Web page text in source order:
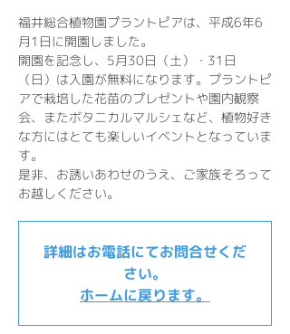
福井総合植物園プラントピアは、平成6年6
月1日に開園しました。
開園を記念し、5月30日（土）・31日
（日）は入園が無料になります。プラントピ
アで栽培した花苗のプレゼントや園内観察
会、またボタニカルマルシェなど、植物好き
な方にはとても楽しいイベントとなっていま
す。
是非、お誘いあわせのうえ、ご家族そろって
お越しください。
詳細はお電話にてお問合せくだ
さい。
ホームに戻ります。